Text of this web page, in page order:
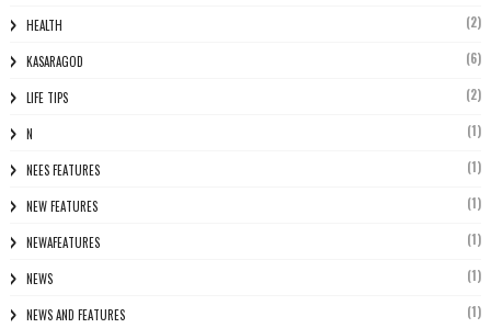
HEALTH (2)
KASARAGOD (6)
LIFE TIPS (2)
N (1)
NEES FEATURES (1)
NEW FEATURES (1)
NEWAFEATURES (1)
NEWS (1)
NEWS AND FEATURES (1)